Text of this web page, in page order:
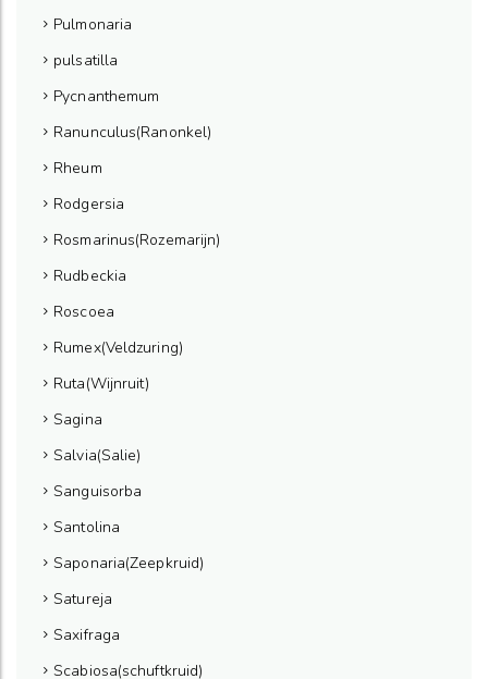
Pulmonaria
pulsatilla
Pycnanthemum
Ranunculus(Ranonkel)
Rheum
Rodgersia
Rosmarinus(Rozemarijn)
Rudbeckia
Roscoea
Rumex(Veldzuring)
Ruta(Wijnruit)
Sagina
Salvia(Salie)
Sanguisorba
Santolina
Saponaria(Zeepkruid)
Satureja
Saxifraga
Scabiosa(schuftkruid)